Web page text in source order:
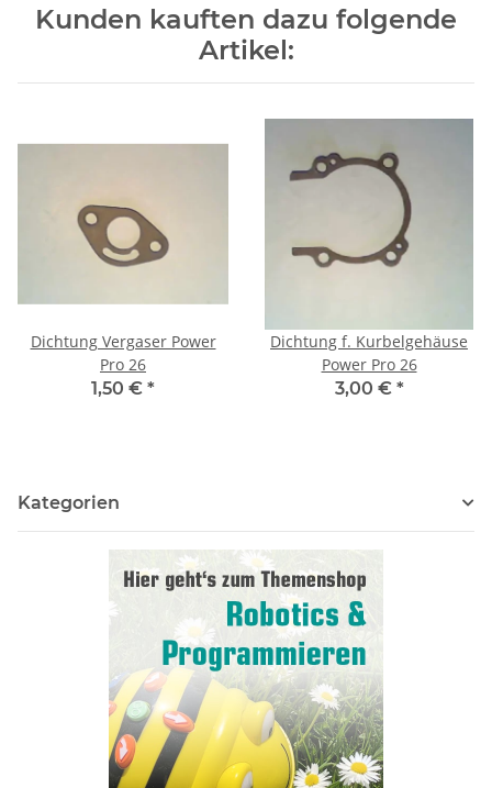
Kunden kauften dazu folgende
Artikel:
Dichtung Vergaser Power
Pro 26
1,50 € *
Dichtung f. Kurbelgehäuse
Power Pro 26
3,00 € *
Kategorien